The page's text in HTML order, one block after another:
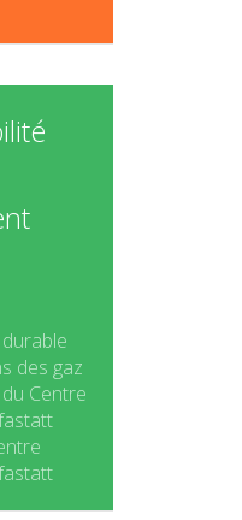
des gaz
Centre